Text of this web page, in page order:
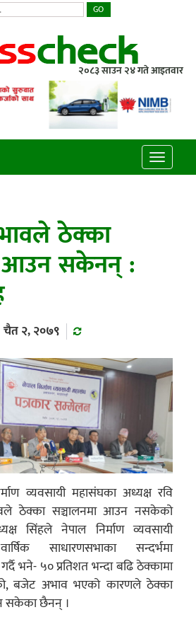
GO
२०८३ साउन २४ गते आइतवार
Toggle
ठेक्का
आउन सकेनन् :
चैत २, २०७९
व्यवसायी महासंघका अध्यक्ष रवि
ठेक्का सञ्चालनमा आउन नसकेको
सिंहले नेपाल निर्माण व्यवसायी
साधारणसभाका सन्दर्भमा
भने- ५० प्रतिशत भन्दा बढि ठेक्कामा
बजेट अभाव भएको कारणले ठेक्का
सकेका छैनन् ।